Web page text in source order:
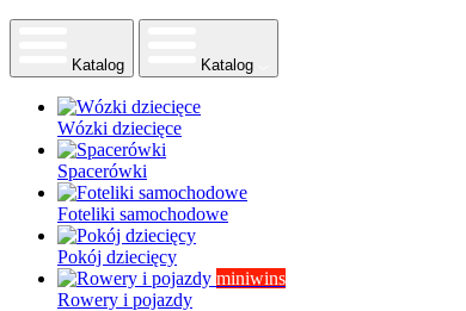
Katalog Katalog
Wózki dziecięce
Spacerówki
Foteliki samochodowe
Pokój dziecięcy
miniwins
Rowery i pojazdy